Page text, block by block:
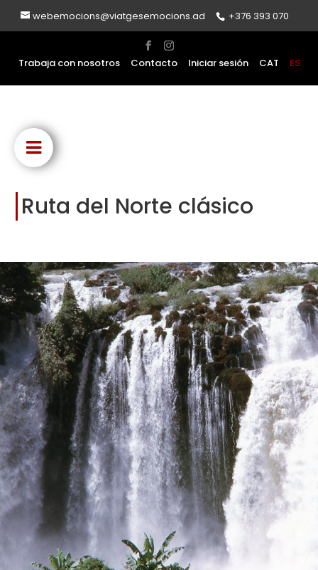
webemocions@viatgesemocions.ad +376 393 070
Trabaja con nosotros Contacto Iniciar sesión CAT ES
Ruta del Norte clásico